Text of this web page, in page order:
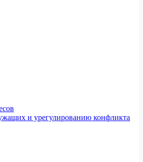
и урегулированию конфликта